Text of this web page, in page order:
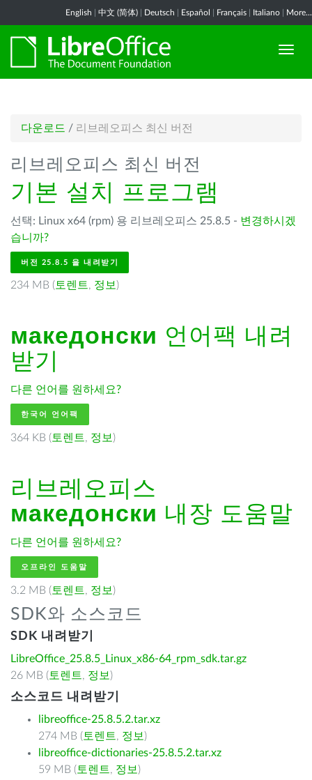
English 中文 (简体) Deutsch Español Français Italiano More...
다운로드 / 리브레오피스 최신 버전
리브레오피스 최신 버전
기본 설치 프로그램
선택: Linux x64 (rpm) 용 리브레오피스 25.8.5 - 변경하시겠
습니까?
버전 25.8.5 을 내려받기
234 MB ( 토렌트, 정보 )
македонски 언어팩 내려
받기
다른 언어를 원하세요?
한국어 언어팩
364 KB ( 토렌트, 정보 )
리브레오피스
македонски 내장 도움말
다른 언어를 원하세요?
오프라인 도움말
3.2 MB ( 토렌트, 정보 )
SDK와 소스코드
SDK 내려받기
LibreOffice_25.8.5_Linux_x86-64_rpm_sdk.tar.gz
26 MB ( 토렌트, 정보 )
소스코드 내려받기
libreoffice-25.8.5.2.tar.xz
274 MB ( 토렌트, 정보 )
libreoffice-dictionaries-25.8.5.2.tar.xz
59 MB ( 토렌트, 정보 )